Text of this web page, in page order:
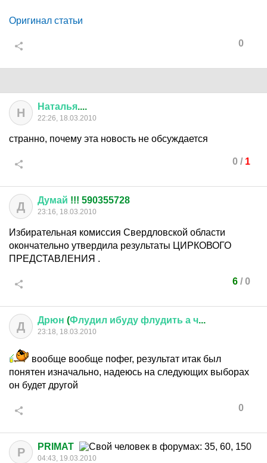
Оригинал статьи
0
Н Наталья....
22:26, 18.03.2010
странно, почему эта новость не обсуждается
0 / 1
Д Думай !!! 590355728
23:16, 18.03.2010
Избирательная комиссия Свердловской области
окончательно утвердила результаты ЦИРКОВОГО
ПРЕДСТАВЛЕНИЯ .
6/ 0
Д Дрюн (Флудил ибуду флудить а ч...
23:18, 18.03.2010
вообще вообще пофег, результат итак был
понятен изначально, надеюсь на следующих выборах
он будет другой
0
P PRIMAT
04:43, 19.03.2010